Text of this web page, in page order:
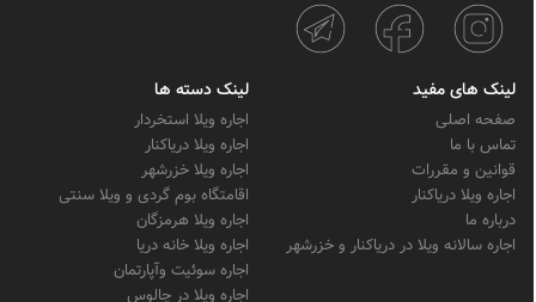
لینک های مفید
صفحه اصلی
تماس با ما
قوانین و مقررات
اجاره ویلا دریاکنار
درباره ما
اجاره سالانه ویلا در دریاکنار و خزرشهر
لینک دسته ها
اجاره ویلا استخردار
اجاره ویلا دریاکنار
اجاره ویلا خزرشهر
اقامتگاه بوم گردی و ویلا سنتی
اجاره ویلا هرمزگان
اجاره ویلا خانه دریا
اجاره سوئیت وآپارتمان
اجاره ویلا در چالوس